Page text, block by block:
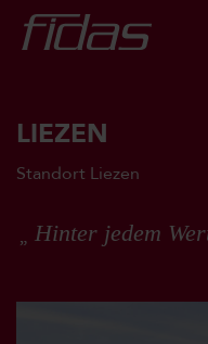
LIEZEN
Standort Liezen
Hinter jedem